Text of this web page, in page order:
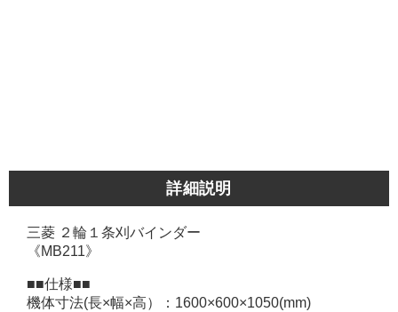
詳細説明
三菱 ２輪１条刈バインダー
《MB211》
■■仕様■■
機体寸法(長×幅×高）：1600×600×1050(mm)